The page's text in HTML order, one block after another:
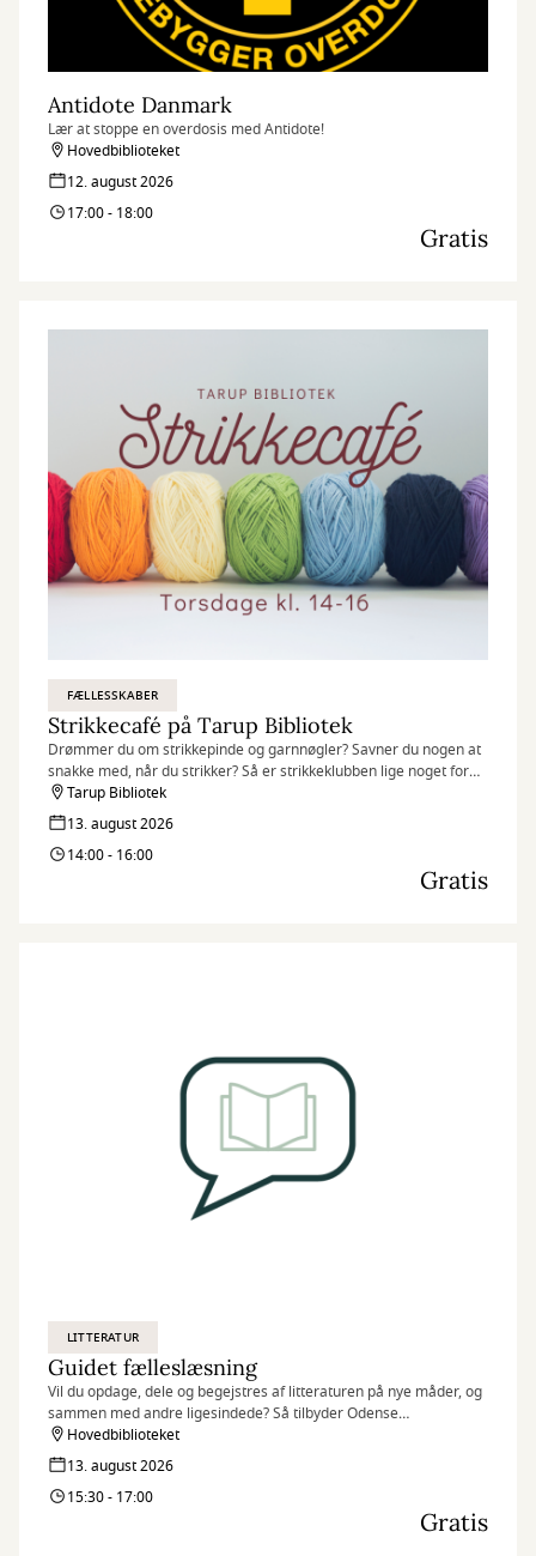
Antidote Danmark
Lær at stoppe en overdosis med Antidote!
Hovedbiblioteket
12. august 2026
17:00 - 18:00
Gratis
FÆLLESSKABER
Strikkecafé på Tarup Bibliotek
Drømmer du om strikkepinde og garnnøgler? Savner du nogen at
snakke med, når du strikker? Så er strikkeklubben lige noget for
digTarup Bibliotek
13. august 2026
14:00 - 16:00
Gratis
LITTERATUR
Guidet fælleslæsning
Vil du opdage, dele og begejstres af litteraturen på nye måder, og
sammen med andre ligesindede? Så tilbyder Odense
Hovedbibliotek Guidet Fælleslæsning hver anden torsdag.
Hovedbiblioteket
13. august 2026
15:30 - 17:00
Gratis